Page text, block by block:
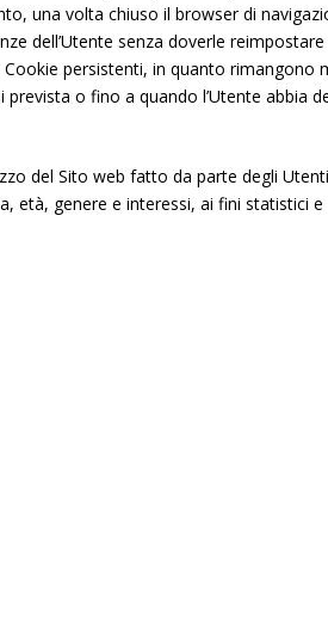
su accetta tutti, se invece vuoi
Se vuoi saperne di più
una volta chiuso il browser di
dell’Utente senza doverle
persistenti, in quanto rimangono
o fino a quando l’Utente abbia
del Sito web fatto da parte degli
età, genere e interessi, ai fini statistici